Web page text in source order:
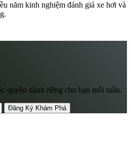
năm kinh nghiệm đánh giá xe hơi và
quyền dành riêng cho bạn mỗi tuần.
Đăng Ký Khám Phá